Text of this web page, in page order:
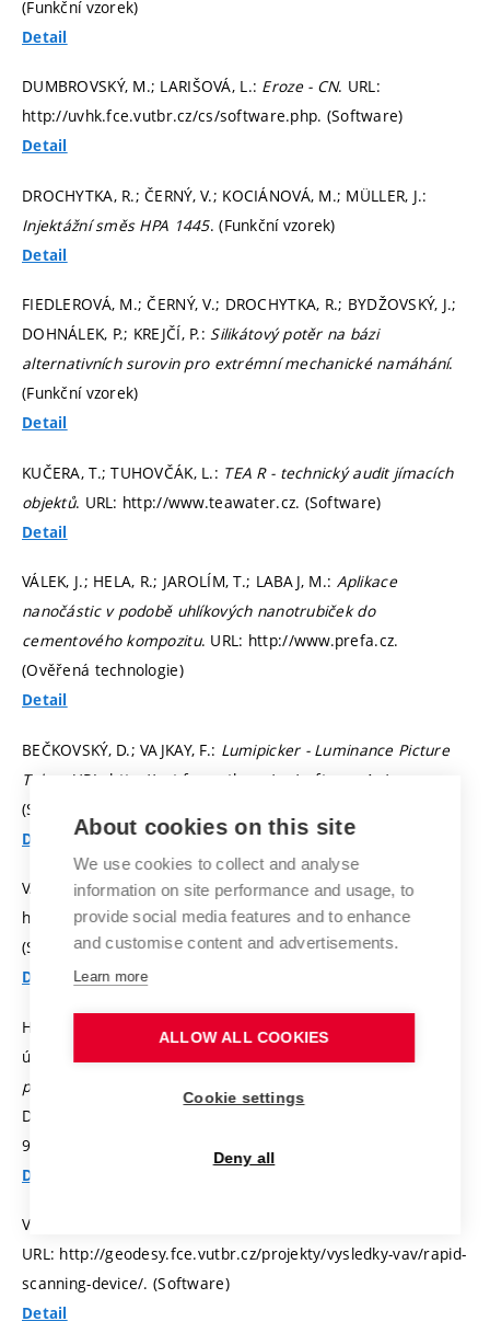
(Funkční vzorek)
Detail
DUMBROVSKÝ, M.; LARIŠOVÁ, L.: Eroze - CN. URL:
http://uvhk.fce.vutbr.cz/cs/software.php. (Software)
Detail
DROCHYTKA, R.; ČERNÝ, V.; KOCIÁNOVÁ, M.; MÜLLER, J.:
Injektážní směs HPA 1445. (Funkční vzorek)
Detail
FIEDLEROVÁ, M.; ČERNÝ, V.; DROCHYTKA, R.; BYDŽOVSKÝ, J.;
DOHNÁLEK, P.; KREJČÍ, P.: Silikátový potěr na bázi
alternativních surovin pro extrémní mechanické namáhání.
(Funkční vzorek)
Detail
KUČERA, T.; TUHOVČÁK, L.: TEA R - technický audit jímacích
objektů. URL: http://www.teawater.cz. (Software)
Detail
VÁLEK, J.; HELA, R.; JAROLÍM, T.; LABAJ, M.: Aplikace
nanočástic v podobě uhlíkových nanotrubiček do
cementového kompozitu. URL: http://www.prefa.cz.
(Ověřená technologie)
Detail
BEČKOVSKÝ, D.; VAJKAY, F.: Lumipicker - Luminance Picture
Taker
. URL: http://pst.fce.vutbr.cz/en/software4u/.
(Software)
Detail
VAJKAY, F.; BEČKOVSKÝ, D.:Oslunění Pro . URL:
https://pst.fce.vutbr.cz/en/software-en/software4u-en/.
(Software)
Detail
HRUZÍKOVÁ, M.; PLÁŠEK, O.; BÍLEK, J. Hodnocení zkušebních
úseků s podpražcovými podložkami. In
práce na železniční dopravní cestě. Sborník přednášek.
Děčín: VOŠ a SPŠ Děčín, 2016.
905733-3-8.
Detail
VOLAŘÍK, T.; KURUC, M.; KOHOUT, J.:
URL: http://geodesy.fce.vutbr.cz/projekty/vysledky-vav/rapid-
scanning-device/. (Software)
Detail
About cookies on this site
We use cookies to collect and analyse
information on site performance and usage, to
provide social media features and to enhance
and customise content and advertisements.
Learn more
ALLOW ALL COOKIES
Cookie settings
Deny all